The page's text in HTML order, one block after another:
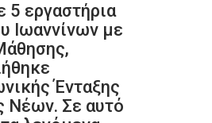
5 εργαστήρια
Ιωαννίνων με
Ένταξης
Νέων. Σε αυτό